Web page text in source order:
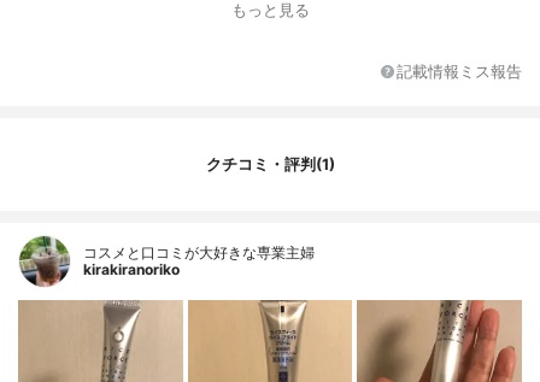
もっと見る
記載情報ミス報告
クチコミ・評判(1)
コスメと口コミが大好きな専業主婦
kirakiranoriko